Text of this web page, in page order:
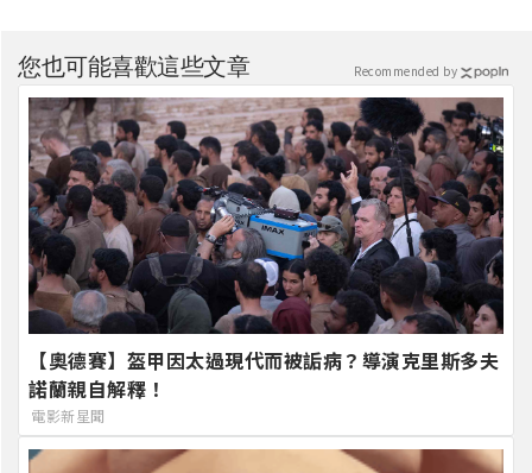
您也可能喜歡這些文章
【奧德賽】盔甲因太過現代而被詬病？導演克里斯多夫
諾蘭親自解釋！
電影新星聞
Recommended by